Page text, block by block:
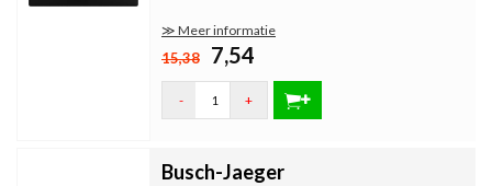
≫ Meer informatie
15,38 7,54
- +
Busch-Jaeger